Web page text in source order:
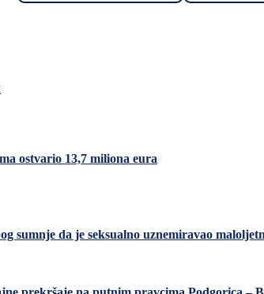
ostvario 13,7 miliona eura
sumnje da je seksualno uznemiravao